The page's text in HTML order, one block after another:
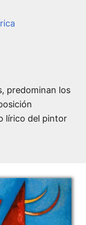
predominan los
lírico del pintor